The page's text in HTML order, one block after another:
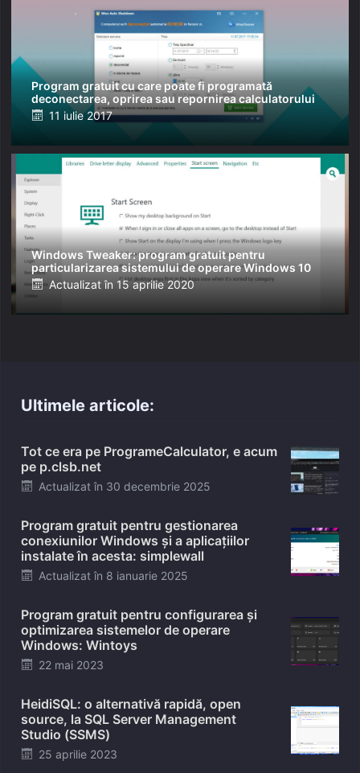
Program gratuit cu care poate fi programată
deconectarea, oprirea sau repornirea calculatorului
Posted
11 iulie 2017
Windows Tweaker: program gratuit pentru
particularizarea sistemului de operare Windows 10
Posted
Actualizat în 15 aprilie 2020
Ultimele articole:
Tot ce era pe ProgrameCalculator, e acum
pe p.clsb.net
Posted
Actualizat în 30 decembrie 2025
Program gratuit pentru gestionarea
conexiunilor Windows și a aplicațiilor
instalate în acesta: simplewall
Posted
Actualizat în 8 ianuarie 2025
Program gratuit pentru configurarea și
optimizarea sistemelor de operare
Windows: Wintoys
Posted
22 mai 2023
HeidiSQL: o alternativă rapidă, open
source, la SQL Server Management
Studio (SSMS)
Posted
25 aprilie 2023